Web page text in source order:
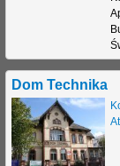
Dom Technika